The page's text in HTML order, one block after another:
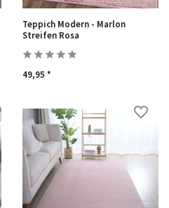
Teppich Modern - Marlon
Streifen Rosa
49,95 *